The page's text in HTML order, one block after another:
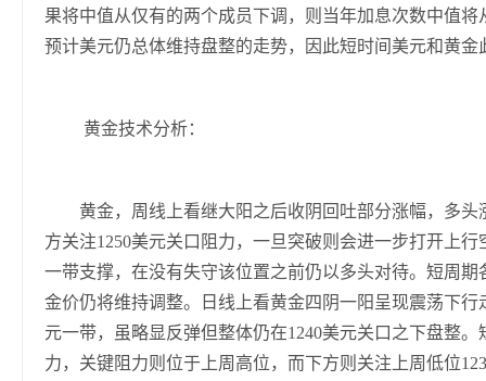
果将中值从仅有的两个成员下调，则当年加息次数中值
预计美元仍总体维持盘整的走势，因此短时间美元和黄
黄金技术分析：
黄金，周线上看继大阳之后收阴回吐部分涨幅，多头
方关注1250美元关口阻力，一旦突破则会进一步打开上
一带支撑，在没有失守该位置之前仍以多头对待。短周
金价仍将维持调整。日线上看黄金四阴一阳呈现震荡下
元一带，虽略显反弹但整体仍在1240美元关口之下盘整
力，关键阻力则位于上周高位，而下方则关注上周低位